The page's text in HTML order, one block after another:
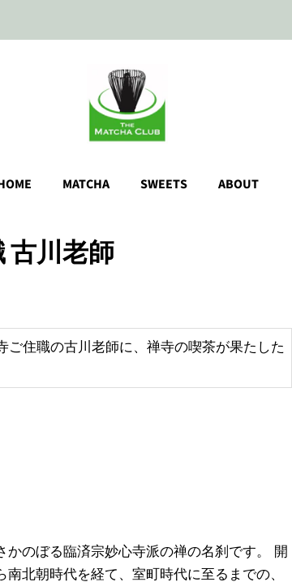
MATCHA SWEETS ABOUT
古川老師
住職の古川老師に、禅寺の喫茶が果たした
のぼる臨済宗妙心寺派の禅の名刹です。 開
北朝時代を経て、室町時代に至るまでの、